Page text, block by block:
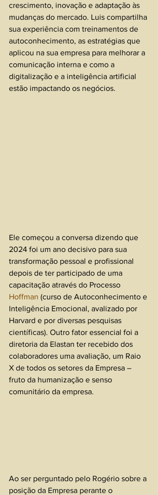
crescimento, inovação e adaptação às
mudanças do mercado. Luis compartilha
sua experiência com treinamentos de
autoconhecimento, as estratégias que
aplicou na sua empresa para melhorar a
comunicação interna e como a
digitalização e a inteligência artificial
estão impactando os negócios.
Ele começou a conversa dizendo que
2024 foi um ano decisivo para sua
transformação pessoal e profissional
depois de ter participado de uma
capacitação através do Processo
Hoffman (curso de Autoconhecimento e
Inteligência Emocional, avalizado por
Harvard e por diversas pesquisas
científicas). Outro fator essencial foi a
diretoria da Elastan ter recebido dos
colaboradores uma avaliação, um Raio
X de todos os setores da Empresa –
fruto da humanização e senso
comunitário da empresa.
Ao ser perguntado pelo Rogério sobre a
posição da Empresa perante o